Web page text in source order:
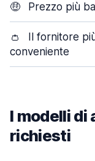
🤑 Prezzo più
👛
Il fornitore
conveniente
I modelli di
richiesti